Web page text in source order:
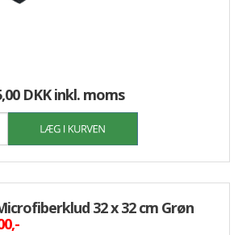
DKKinkl. moms
32 x 32 cm Grøn